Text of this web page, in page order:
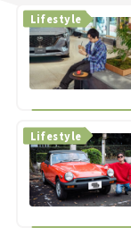
Lifestyle
Lifestyle